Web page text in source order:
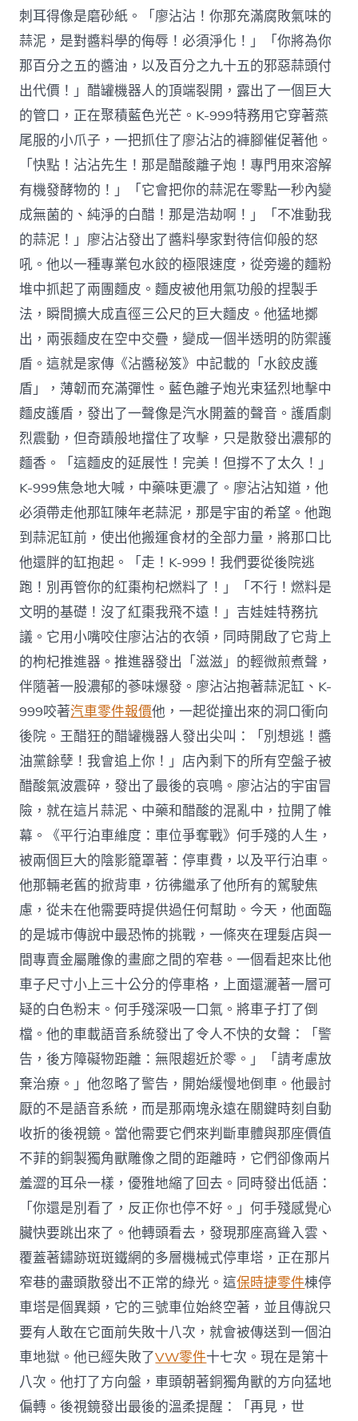
刺耳得像是磨砂紙。「廖沾沾！你那充滿腐敗氣味的
蒜泥，是對醬料學的侮辱！必須淨化！」「你將為你
那百分之五的醬油，以及百分之九十五的邪惡蒜頭付
出代價！」醋罐機器人的頂端裂開，露出了一個巨大
的管口，正在聚積藍色光芒。K-999特務用它穿著燕
尾服的小爪子，一把抓住了廖沾沾的褲腳催促著他。
「快點！沾沾先生！那是醋酸離子炮！專門用來溶解
有機發酵物的！」「它會把你的蒜泥在零點一秒內變
成無菌的、純淨的白醋！那是浩劫啊！」「不准動我
的蒜泥！」廖沾沾發出了醬料學家對待信仰般的怒
吼。他以一種專業包水餃的極限速度，從旁邊的麵粉
堆中抓起了兩團麵皮。麵皮被他用氣功般的捏製手
法，瞬間擴大成直徑三公尺的巨大麵皮。他猛地擲
出，兩張麵皮在空中交疊，變成一個半透明的防禦護
盾。這就是家傳《沾醬秘笈》中記載的「水餃皮護
盾」，薄韌而充滿彈性。藍色離子炮光束猛烈地擊中
麵皮護盾，發出了一聲像是汽水開蓋的聲音。護盾劇
烈震動，但奇蹟般地擋住了攻擊，只是散發出濃郁的
麵香。「這麵皮的延展性！完美！但撐不了太久！」
K-999焦急地大喊，中藥味更濃了。廖沾沾知道，他
必須帶走他那缸陳年老蒜泥，那是宇宙的希望。他跑
到蒜泥缸前，使出他搬運食材的全部力量，將那口比
他還胖的缸抱起。「走！K-999！我們要從後院逃
跑！別再管你的紅棗枸杞燃料了！」「不行！燃料是
文明的基礎！沒了紅棗我飛不遠！」吉娃娃特務抗
議。它用小嘴咬住廖沾沾的衣領，同時開啟了它背上
的枸杞推進器。推進器發出「滋滋」的輕微煎煮聲，
伴隨著一股濃郁的蔘味爆發。廖沾沾抱著蒜泥缸、K-
999咬著汽車零件報價他，一起從撞出來的洞口衝向
後院。王醋狂的醋罐機器人發出尖叫：「別想逃！醬
油黨餘孽！我會追上你！」店內剩下的所有空盤子被
醋酸氣波震碎，發出了最後的哀鳴。廖沾沾的宇宙冒
險，就在這片蒜泥、中藥和醋酸的混亂中，拉開了帷
幕。《平行泊車維度：車位爭奪戰》何手殘的人生，
被兩個巨大的陰影籠罩著：停車費，以及平行泊車。
他那輛老舊的掀背車，彷彿繼承了他所有的駕駛焦
慮，從未在他需要時提供過任何幫助。今天，他面臨
的是城市傳說中最恐怖的挑戰，一條夾在理髮店與一
間專賣金屬雕像的畫廊之間的窄巷。一個看起來比他
車子尺寸小上三十公分的停車格，上面還灑著一層可
疑的白色粉末。何手殘深吸一口氣。將車子打了倒
檔。他的車載語音系統發出了令人不快的女聲：「警
告，後方障礙物距離：無限趨近於零。」「請考慮放
棄治療。」他忽略了警告，開始緩慢地倒車。他最討
厭的不是語音系統，而是那兩塊永遠在關鍵時刻自動
收折的後視鏡。當他需要它們來判斷車體與那座價值
不菲的銅製獨角獸雕像之間的距離時，它們卻像兩片
羞澀的耳朵一樣，優雅地縮了回去。同時發出低語：
「你還是別看了，反正你也停不好。」何手殘感覺心
臟快要跳出來了。他轉頭看去，發現那座高聳入雲、
覆蓋著鏽跡斑斑鐵網的多層機械式停車塔，正在那片
窄巷的盡頭散發出不正常的綠光。這保時捷零件棟停
車塔是個異類，它的三號車位始終空著，並且傳說只
要有人敢在它面前失敗十八次，就會被傳送到一個泊
車地獄。他已經失敗了VW零件十七次。現在是第十
八次。他打了方向盤，車頭朝著銅獨角獸的方向猛地
偏轉。後視鏡發出最後的溫柔提醒：「再見，世